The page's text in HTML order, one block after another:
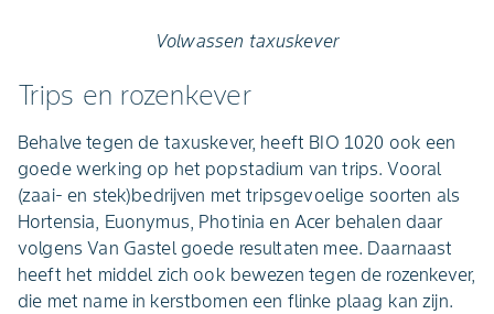
Volwassen taxuskever
Trips en rozenkever
Behalve tegen de taxuskever, heeft BIO 1020 ook een
goede werking op het popstadium van trips. Vooral
(zaai- en stek)bedrijven met tripsgevoelige soorten als
Hortensia, Euonymus, Photinia en Acer behalen daar
volgens Van Gastel goede resultaten mee. Daarnaast
heeft het middel zich ook bewezen tegen de rozenkever,
die met name in kerstbomen een flinke plaag kan zijn.